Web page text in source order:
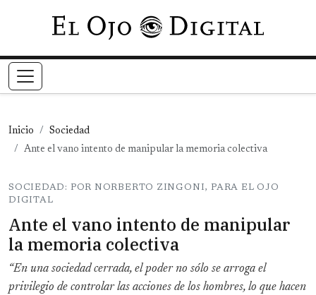
Pasar al contenido principal
Inicio
Sociedad
Ante el vano intento de manipular la memoria colectiva
SOCIEDAD: POR NORBERTO ZINGONI, PARA EL OJO
DIGITAL
Ante el vano intento de manipular
la memoria colectiva
“En una sociedad cerrada, el poder no sólo se arroga el
privilegio de controlar las acciones de los hombres, lo que hacen